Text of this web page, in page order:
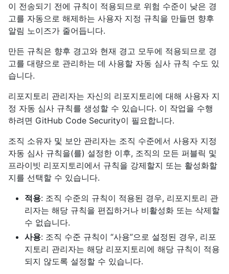
이 전송되기 전에 규칙이 적용되므로 위험 수준이 낮은 경
고를 자동으로 해제하는 사용자 지정 규칙을 만들면 향후
알림 노이즈가 줄어듭니다.
만든 규칙은 향후 경고와 현재 경고 모두에 적용되므로 경
고를 대량으로 관리하는 데 사용할 자동 심사 규칙 수도 있
습니다.
리포지토리 관리자는 자신의 리포지토리에 대해 사용자 지
정 자동 심사 규칙를 생성할 수 있습니다. 이 작업을 수행
하려면 GitHub Code Security이 필요합니다.
조직 소유자 및 보안 관리자는 조직 수준에서 사용자 지정
자동 심사 규칙을(를) 설정한 이후, 조직의 모든 퍼블릭 및
프라이빗 리포지토리에서 규칙을 강제할지 또는 활성화할
지를 선택할 수 있습니다.
적용: 조직 수준의 규칙이 적용된 경우, 리포지토리 관
리자는 해당 규칙을 편집하거나 비활성화 또는 삭제할
수 없습니다.
사용: 조직 수준 규칙이 “사용”으로 설정된 경우, 리포
지토리 관리자는 해당 리포지토리에 해당 규칙이 적용
되지 않도록 설정할 수 있습니다.